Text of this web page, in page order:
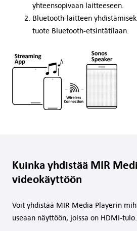
yhteensopivaan laitteeseen.
Bluetooth-laitteen
tuote Bluetooth-etsintätilaan.
Kuinka yhdistää MIR
videokäyttöön
Voit yhdistää MIR Media Playerin
useaan näyttöön, joissa on HDMI-tulo.